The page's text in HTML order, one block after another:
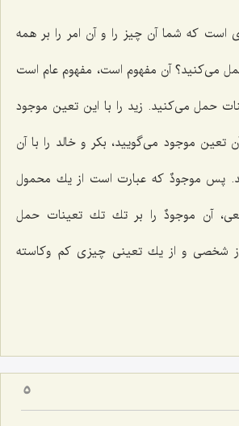
كه شما آن چیز را و آن امر را بر همه
مى‌كنید؟ آن مفهوم است، مفهوم عام است
حمل مى‌كنید. زید را با این تعین موجود
تعین موجود مى‌گویید، بكر و خالد را با آن
پس موجودٌ كه عبارت است از یك محمول
آن موجودٌ را بر تك تك تعینات حمل
از شخصى و از یك تعینى چیزى كم وكاسته
5